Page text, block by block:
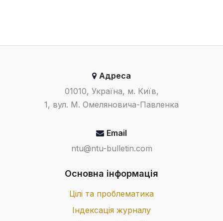
Адреса
01010, Україна, м. Київ,
1, вул. М. Омеляновича-Павленка
Email
ntu@ntu-bulletin.com
Основна інформація
Цілі та проблематика
Індексація журналу